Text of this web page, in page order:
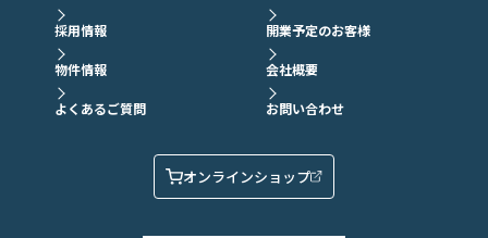
採用情報 開業予定のお客様
物件情報 会社概要
よくあるご質問 お問い合わせ
オンラインショップ